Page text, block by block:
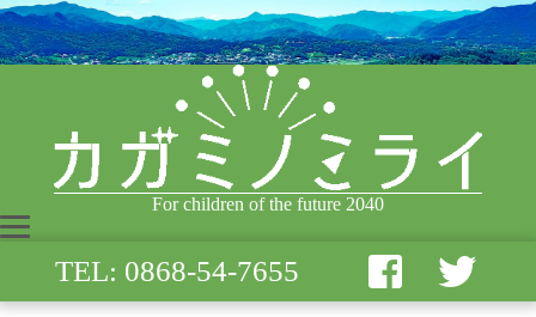
For children of the future 2040
TEL: 0868-54-7655